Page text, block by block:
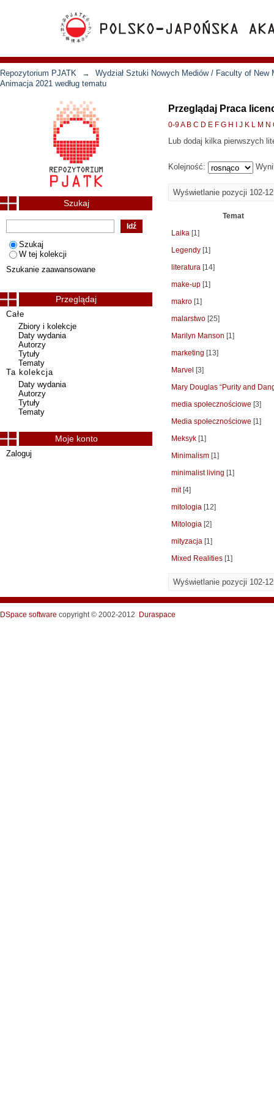
Repozytorium PJATK →
Wydział Sztuki Nowych Mediów / Faculty of New
Animacja 2021 według tematu
Przeglądaj Praca
0-9A B C D E F G H J K L M N
Lub dodaj kilka pierwszych
Kolejność:
Wyświetlanie pozycji 102-
Temat
Laika [1]
Legendy [1]
literatura [14]
make-up [1]
makro [1]
malarstwo [25]
Marilyn Manson [1]
marketing [13]
Marvel
[3]
Mary Douglas “Purity and
media społecznościowe [3]
Media społecznościowe [1]
Meksyk [1]
Minimalism [1]
minimalist living [1]
mit[4]
mitologia [12]
Mitologia [2]
mityzacja [1]
Mixed Realities [1]
Wyświetlanie pozycji 102-
Szukaj
Szukaj
W tej kolekcji
Szukanie zaawansowane
Przeglądaj
Całe
Zbiory i kolekcje
Daty wydania
Autorzy
Tytuły
Tematy
Ta kolekcja
Daty wydania
Autorzy
Tytuły
Tematy
Moje konto
Zaloguj
DSpace software copyright © 2002-2012 Duraspace